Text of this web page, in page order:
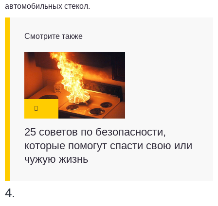
автомобильных стекол.
Смотрите также
25 советов по безопасности,
которые помогут спасти свою или
чужую жизнь
4.